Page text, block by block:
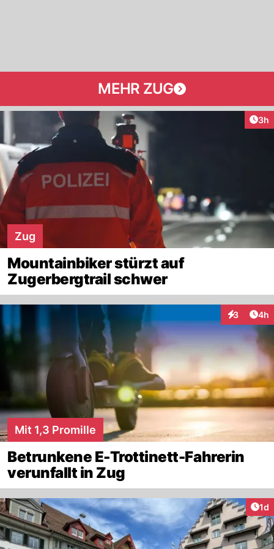
MEHR ZUG
3h
Zug
Mountainbiker stürzt auf
Zugerbergtrail schwer
3 4h
Mit 1,3 Promille
Betrunkene E-Trottinett-Fahrerin
verunfallt in Zug
1d